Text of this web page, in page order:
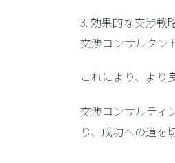
3. 効果的な交渉戦
交渉コンサルタン
これにより、より
交渉コンサルティ
り、成功への道を